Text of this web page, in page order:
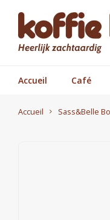
Accueil Café
Accueil Sass&Belle